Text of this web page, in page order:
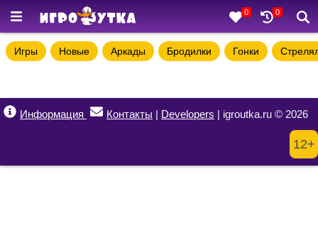
0 0
Игры Новые Аркады Бродилки Гонки
Информация Контакты | Developers | igroutka.ru © 2026
12+